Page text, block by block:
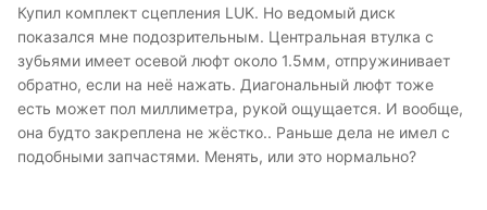
Купил комплект сцепления LUK. Но ведомый диск
показался мне подозрительным. Центральная втулка с
зубьями имеет осевой люфт около 1.5мм, отпружинивает
обратно, если на неё нажать. Диагональный люфт тоже
есть может пол миллиметра, рукой ощущается. И вообще,
она будто закреплена не жёстко.. Раньше дела не имел с
подобными запчастями. Менять, или это нормально?